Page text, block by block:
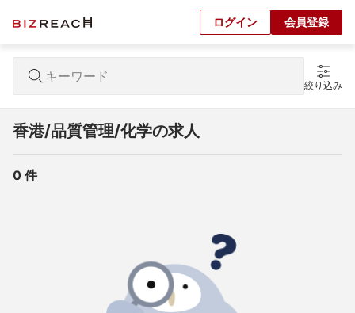
ログイン 会員登録
絞り込み
香港/品質管理/化学の求人
0 件